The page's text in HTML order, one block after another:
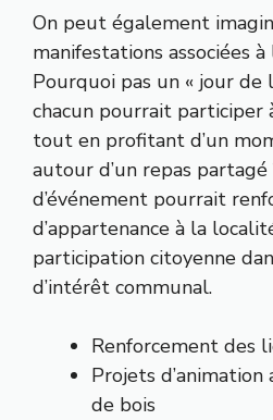
On peut également
manifestations associées
Pourquoi pas un « jour de
chacun pourrait participer
tout en profitant d’un
autour d’un repas partagé
d’événement pourrait
d’appartenance à la
participation citoyenne
d’intérêt communal.
Renforcement des
Projets
de bois